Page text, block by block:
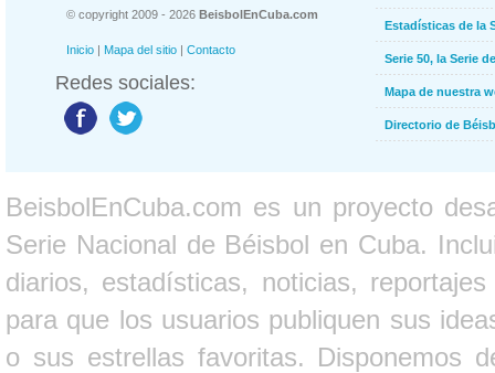
© copyright 2009 - 2026 BeisbolEnCuba.com
Inicio | Mapa del sitio | Contacto
Redes sociales:
Estadísticas de la
Serie 50, la Serie
Mapa de nuestra
Directorio de
BeisbolEnCuba.com es un proyecto
Serie Nacional de Béisbol en Cuba.
diarios, estadísticas, noticias,
para que los usuarios publiquen sus
o sus estrellas favoritas. Disponemos